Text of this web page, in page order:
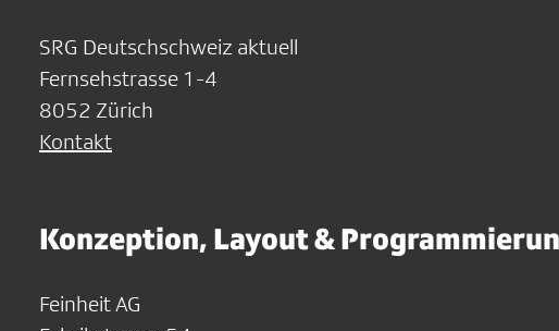
SRG Deutschschweiz aktuell
Fernsehstrasse 1-4
8052 Zürich
Kontakt
Konzeption, Layout &
Feinheit AG